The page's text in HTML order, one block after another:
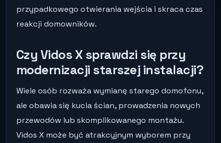
przypadkowego otwierania wejścia i skraca czas
reakcji domowników.
Czy Vidos X sprawdzi się przy
modernizacji starszej instalacji?
Wiele osób rozważa wymianę starego domofonu,
ale obawia się kucia ścian, prowadzenia nowych
przewodów lub skomplikowanego montażu.
Vidos X może być atrakcyjnym wyborem przy